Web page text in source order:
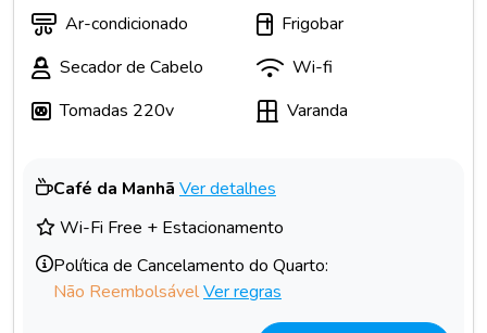
Ar-condicionado
Frigobar
Secador de Cabelo
Wi-fi
Tomadas 220v
Varanda
Café da Manhã Ver detalhes
Wi-Fi Free + Estacionamento
Política de Cancelamento do Quarto:
Não ReembolsávelVer regras